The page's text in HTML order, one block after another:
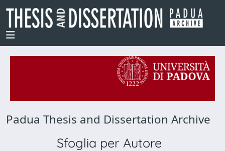
Padua Thesis and Dissertation Archive
Sfoglia per Autore